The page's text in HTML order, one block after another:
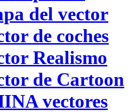
del vector
de coches
Realismo
de Cartoon
vectores